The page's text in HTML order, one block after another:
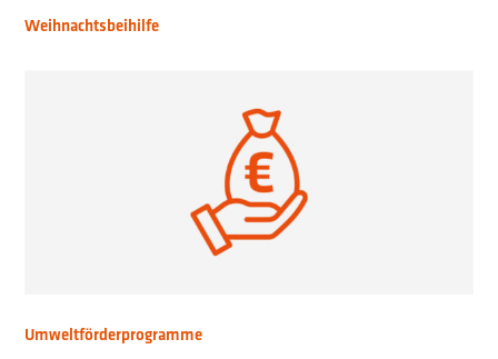
Weihnachtsbeihilfe
Umweltförderprogramme